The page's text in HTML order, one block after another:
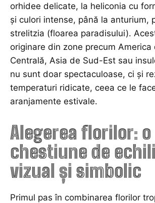
orhidee delicate, la heliconia cu
și culori intense, până la anturium,
strelitzia (floarea paradisului).
originare din zone precum America
Centrală, Asia de Sud-Est sau
nu sunt doar spectaculoase, ci și
temperaturi ridicate, ceea ce le
aranjamente estivale.
Alegerea florilor: o
chestiune de
vizual și simbolic
Primul pas în combinarea florilor